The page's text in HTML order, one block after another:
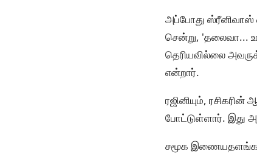
அப்போது ஸ்ரீனிவாஸ்
சென்று, 'தலைவா...
தெரியவில்லை
என்றார்.
ரஜினியும்,
போட்டுள்ளார். இது
சமூக